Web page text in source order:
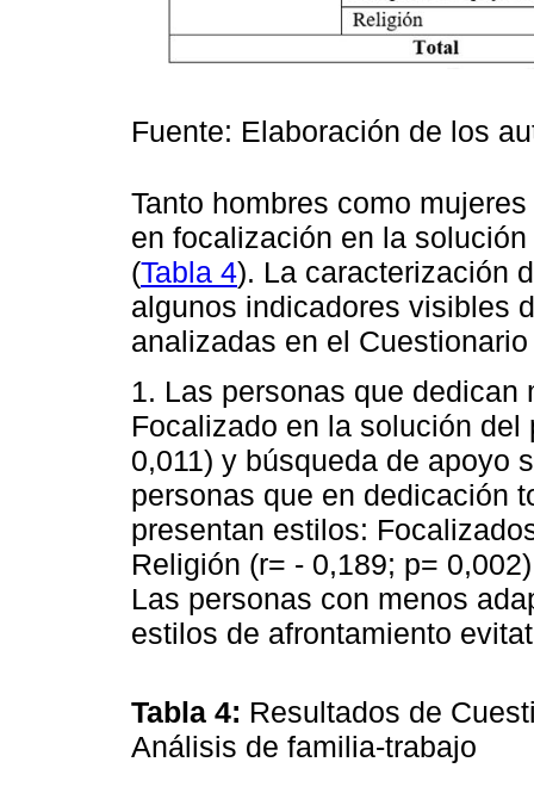
Fuente: Elaboración de los
Tanto hombres como
en focalización en la
(Tabla 4). La caracterización
algunos indicadores visibles
analizadas en el
1. Las personas que
Focalizado en la solución
0,011) y búsqueda de apoyo
personas que en dedicación
presentan estilos:
Religión (r= - 0,189; p=
Las personas con menos
estilos de afrontamiento
Tabla 4: Resultados de
Análisis de familia-trabajo